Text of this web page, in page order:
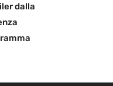
dalla